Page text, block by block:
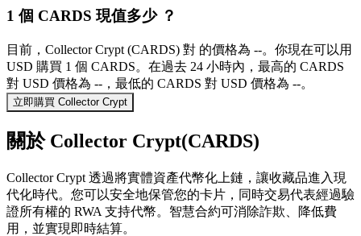
1 個 CARDS 現值多少 ？
目前，Collector Crypt (CARDS) 對 的價格為 --。你現在可以用
USD 購買 1 個 CARDS。在過去 24 小時內，最高的 CARDS
對 USD 價格為 --，最低的 CARDS 對 USD 價格為 --。
立即購買 Collector Crypt
關於 Collector Crypt(CARDS)
Collector Crypt 透過將實體資產代幣化上鏈，讓收藏品進入現
代化時代。您可以安全地保管您的卡片，同時交易代表經過驗
證所有權的 RWA 支持代幣。智慧合約可消除詐欺、降低費
用，並實現即時結算。